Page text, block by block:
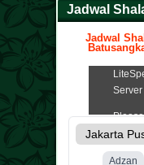
Yenni
Jadwal
Jadwal